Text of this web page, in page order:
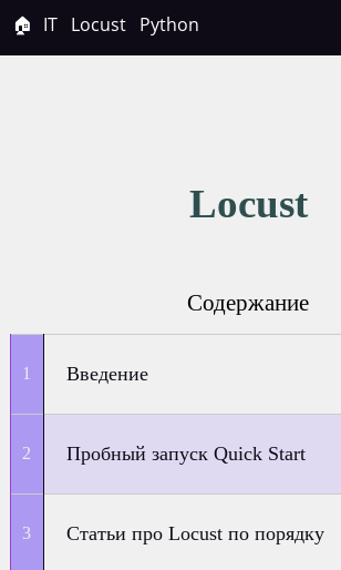
🏠 IT Locust Python
Locust
Содержание
Введение
Пробный запуск Quick Start
Статьи про Locust по порядку